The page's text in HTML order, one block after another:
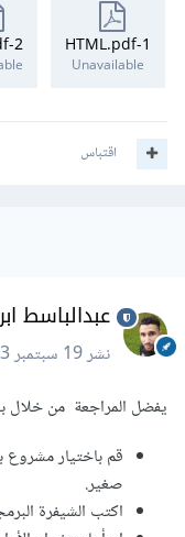
1-HTML.pdf
Unavailable
2-CSS.pdf
اقتباس
عبدالباسط
نشر19 سبتمبر 2023
يفضل المراجعة من خلال
قم باختيار مشروع
صغير.
اكتب الشيفرة